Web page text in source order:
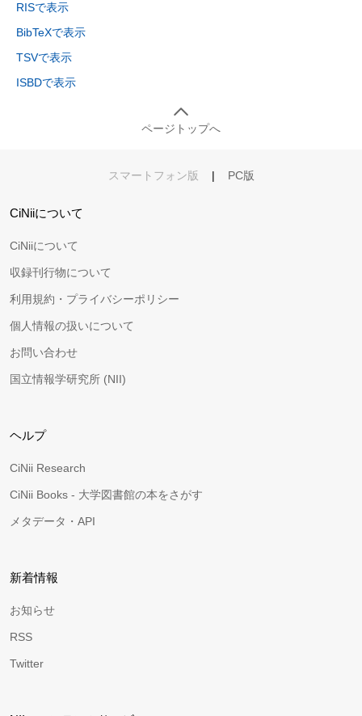
RISで表示
BibTeXで表示
TSVで表示
ISBDで表示
ページトップへ
スマートフォン版 | PC版
CiNiiについて
CiNiiについて
収録刊行物について
利用規約・プライバシーポリシー
個人情報の扱いについて
お問い合わせ
国立情報学研究所 (NII)
ヘルプ
CiNii Research
CiNii Books - 大学図書館の本をさがす
メタデータ・API
新着情報
お知らせ
RSS
Twitter